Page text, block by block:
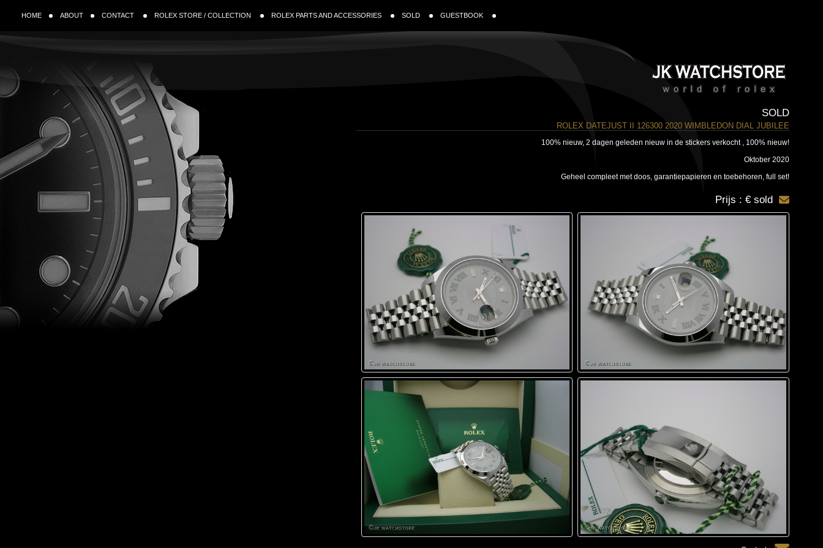
HOME ABOUT CONTACT ROLEX STORE / COLLECTION ROLEX PARTS AND ACCESSORIES SOLD GUESTBOOK
SOLD
ROLEX DATEJUST II 126300 2020 WIMBLEDON DIAL JUBILEE
100% nieuw, 2 dagen geleden nieuw in de stickers verkocht , 100% nieuw!
Oktober 2020
Geheel compleet met doos, garantiepapieren en toebehoren, full set!
Prijs : € sold